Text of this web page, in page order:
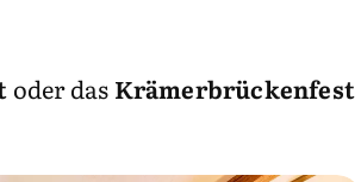
oder das Krämerbrückenfest